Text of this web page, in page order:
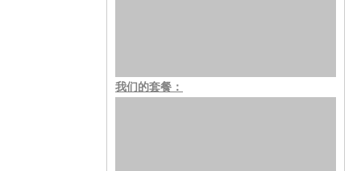
我们的套餐：